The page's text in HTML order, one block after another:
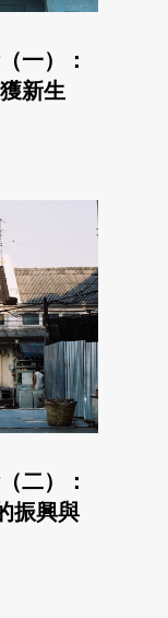
一）：
新生
二）：
振興與